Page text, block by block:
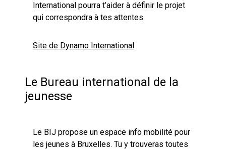
International pourra t’aider à définir le projet
qui correspondra à tes attentes.
Site de Dynamo International
Le Bureau international de la
jeunesse
Le BIJ propose un espace info mobilité pour
les jeunes à Bruxelles. Tu y trouveras toutes